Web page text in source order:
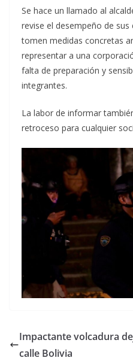
Se hace un llamado al
revise el desempeño de
tomen medidas concretas
representar a una
falta de preparación y
integrantes.
La labor de informar
retroceso para cualquier
Impactante volcadura
calle Bolivia